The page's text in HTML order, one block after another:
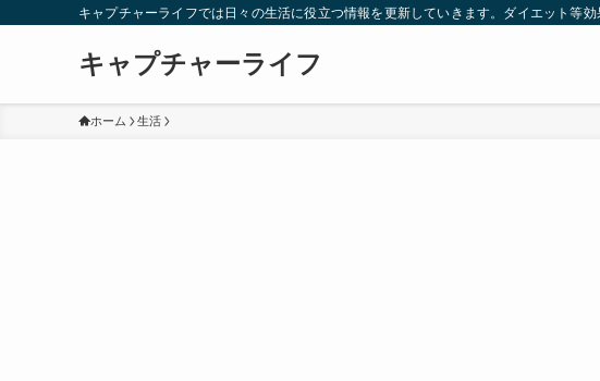
キャプチャーライフでは日々の生活に役立つ情報を更新していきます。ダイエット等
キャプチャーライフ
ホーム 生活